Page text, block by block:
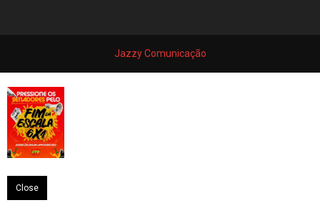
Jazzy Comunicação
Close